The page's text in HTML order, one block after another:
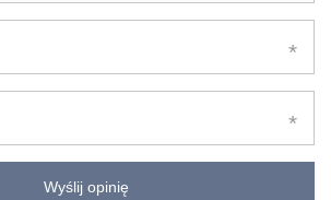
Wyślij opinię